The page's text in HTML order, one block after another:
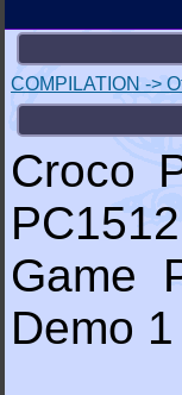
COMPILATION ->
Croco
Game
Demo 1